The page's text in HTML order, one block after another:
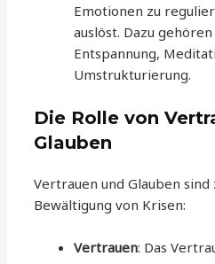
Emotionen zu
auslöst. Dazu
Entspannung,
Umstrukturierung.
Die Rolle von
Glauben
Vertrauen und Glauben
Bewältigung von Krisen:
Vertrauen: Das